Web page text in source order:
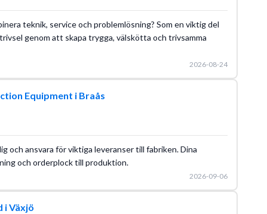
teknik, service och problemlösning? Som en viktig del
genom att skapa trygga, välskötta och trivsamma
2026-08-24
Equipment i Braås
och ansvara för viktiga leveranser till fabriken. Dina
och orderplock till produktion.
2026-09-06
i Växjö